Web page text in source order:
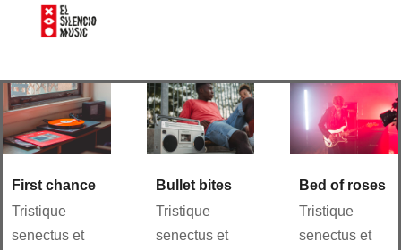
First chance
Tristique
senectus et
Bullet bites
Tristique
senectus et
Bed of roses
Tristique
senectus et